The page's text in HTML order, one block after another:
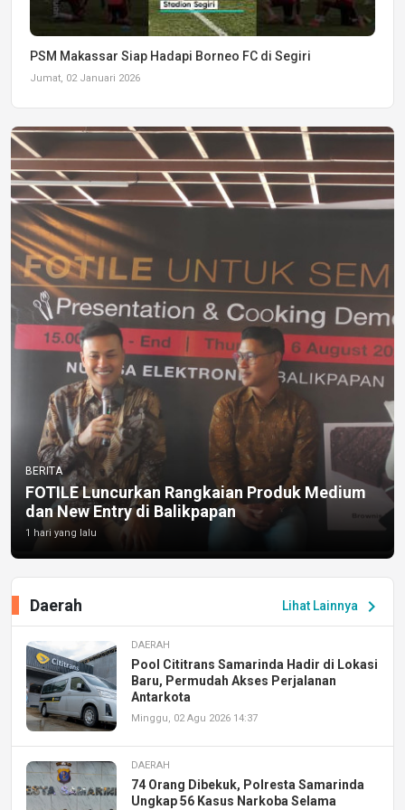
PSM Makassar Siap Hadapi Borneo FC di Segiri
Jumat, 02 Januari 2026
BERITA
FOTILE Luncurkan Rangkaian Produk Medium
dan New Entry di Balikpapan
1 hari yang lalu
Lihat Lainnya chevron_right
Daerah
DAERAH
Pool Cititrans Samarinda Hadir di Lokasi
Baru, Permudah Akses Perjalanan
Antarkota
Minggu, 02 Agu 2026 14:37
DAERAH
74 Orang Dibekuk, Polresta Samarinda
Ungkap 56 Kasus Narkoba Selama